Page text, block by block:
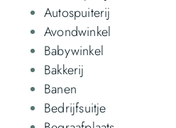
Autospuiterij
Avondwinkel
Babywinkel
Bakkerij
Banen
Bedrijfsuitje